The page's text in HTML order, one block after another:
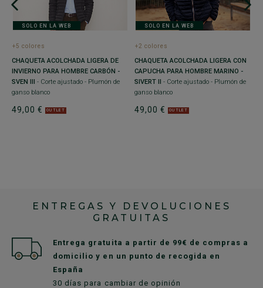
SOLO EN LA WEB
+5 colores
CHAQUETA ACOLCHADA LIGERA DE
INVIERNO PARA HOMBRE CARBÓN -
SVEN III
- Corte ajustado - Plumón de
ganso blanco
49,00 € OUTLET
SOLO EN LA WEB
+2 colores
CHAQUETA ACOLCHADA LIGERA CON
CAPUCHA PARA HOMBRE MARINO -
SIVERT II
- Corte ajustado - Plumón de
ganso blanco
49,00 € OUTLET
ENTREGAS Y DEVOLUCIONES
GRATUITAS
Entrega gratuita a partir de 99€ de compras a
domicilio y en un punto de recogida en
España
30 días para cambiar de opinión